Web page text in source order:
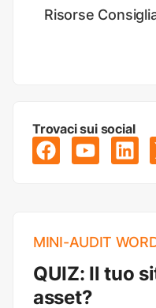
Risorse
Trovaci sui social
MINI-AUDIT
QUIZ: Il tuo
asset?